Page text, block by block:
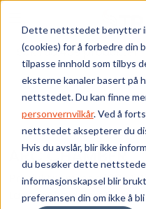
Dette nettstedet benytter
(cookies) for å forbedre din
tilpasse innhold som tilbys
eksterne kanaler basert på
nettstedet. Du kan finne
personvernvilkår. Ved å
nettstedet aksepterer du
Hvis du avslår, blir ikke
du besøker dette
informasjonskapsel blir
preferansen din om ikke å
Skip to main content
ARC CHAMBER
Produktnummer:100-
Lagerbeholdning: 0 stk
Bærekraft
Vi tilbyr
Ressurser
Om oss